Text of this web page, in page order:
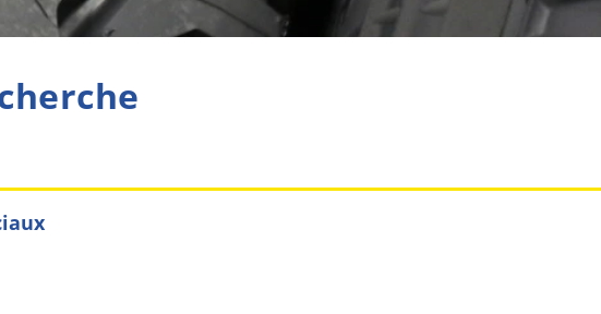
Aviation